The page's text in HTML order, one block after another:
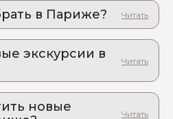
тысячи впечатлений: с
– возможно
в Париже?
экскурсии в
новые